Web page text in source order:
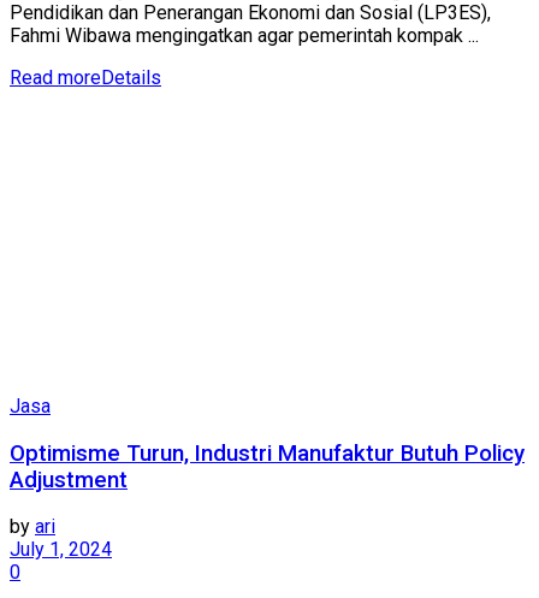
Pendidikan dan Penerangan Ekonomi dan Sosial (LP3ES),
Fahmi Wibawa mengingatkan agar pemerintah kompak ...
Read moreDetails
Jasa
Optimisme Turun, Industri Manufaktur Butuh Policy
Adjustment
by ari
July 1, 2024
0